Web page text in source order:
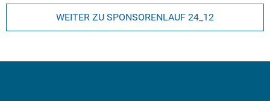
WEITER ZU SPONSORENLAUF 24_12